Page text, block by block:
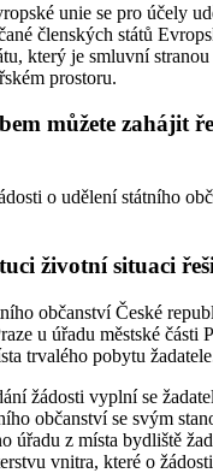
unie se pro účely
členských států
který je smluvní
prostoru.
můžete zahájit
o udělení státního
životní situaci
občanství České
u úřadu městské části
trvalého pobytu
žádosti vyplní se
občanství se svým
úřadu z místa bydliště
vnitra, které o